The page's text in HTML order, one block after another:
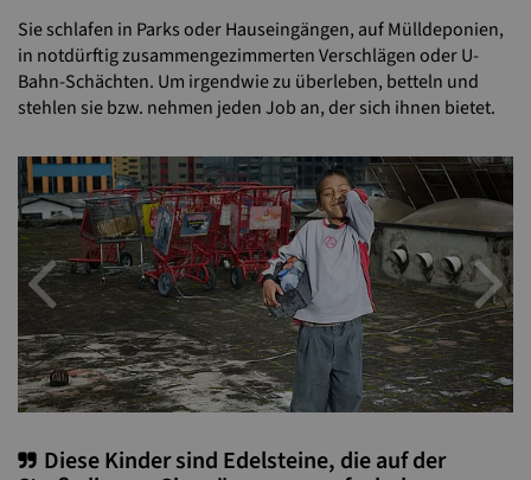
Sie schlafen in Parks oder Hauseingängen, auf Mülldeponien,
in notdürftig zusammengezimmerten Verschlägen oder U-
Bahn-Schächten. Um irgendwie zu überleben, betteln und
stehlen sie bzw. nehmen jeden Job an, der sich ihnen bietet.
Previous
Diese Kinder sind Edelsteine, die auf der